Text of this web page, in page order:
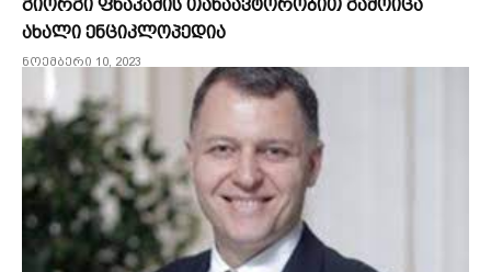
გიორგი ფხაკაძის თანაავტორობით გამოიცა
ახალი ენციკლოპედია
ნოემბერი 10, 2023